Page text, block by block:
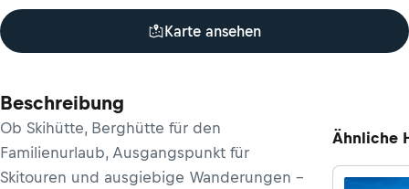
Karte ansehen
Beschreibung
Ob Skihütte, Berghütte für den
Familienurlaub, Ausgangspunkt für
Skitouren und ausgiebige Wanderungen –
Ähnliche